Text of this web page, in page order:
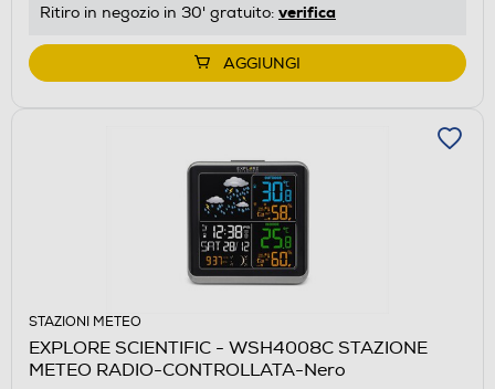
Ritiro in negozio in 30' gratuito: verifica
AGGIUNGI
STAZIONI METEO
EXPLORE SCIENTIFIC - WSH4008C STAZIONE
METEO RADIO-CONTROLLATA-Nero